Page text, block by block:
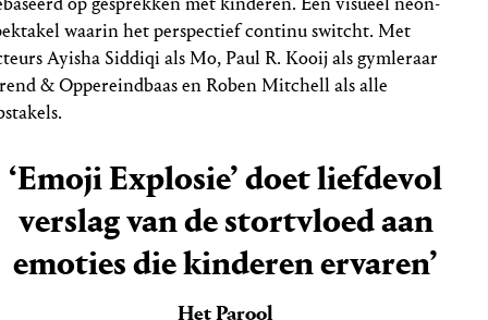
waarin het perspectief continu switcht. Met
Ayisha Siddiqi als Mo, Paul R. Kooij als gymleraar
& Oppereindbaas en Roben Mitchell als alle
‘Emoji Explosie’ doet liefdevol
verslag van de stortvloed aan
emoties die kinderen ervaren’
Het Parool